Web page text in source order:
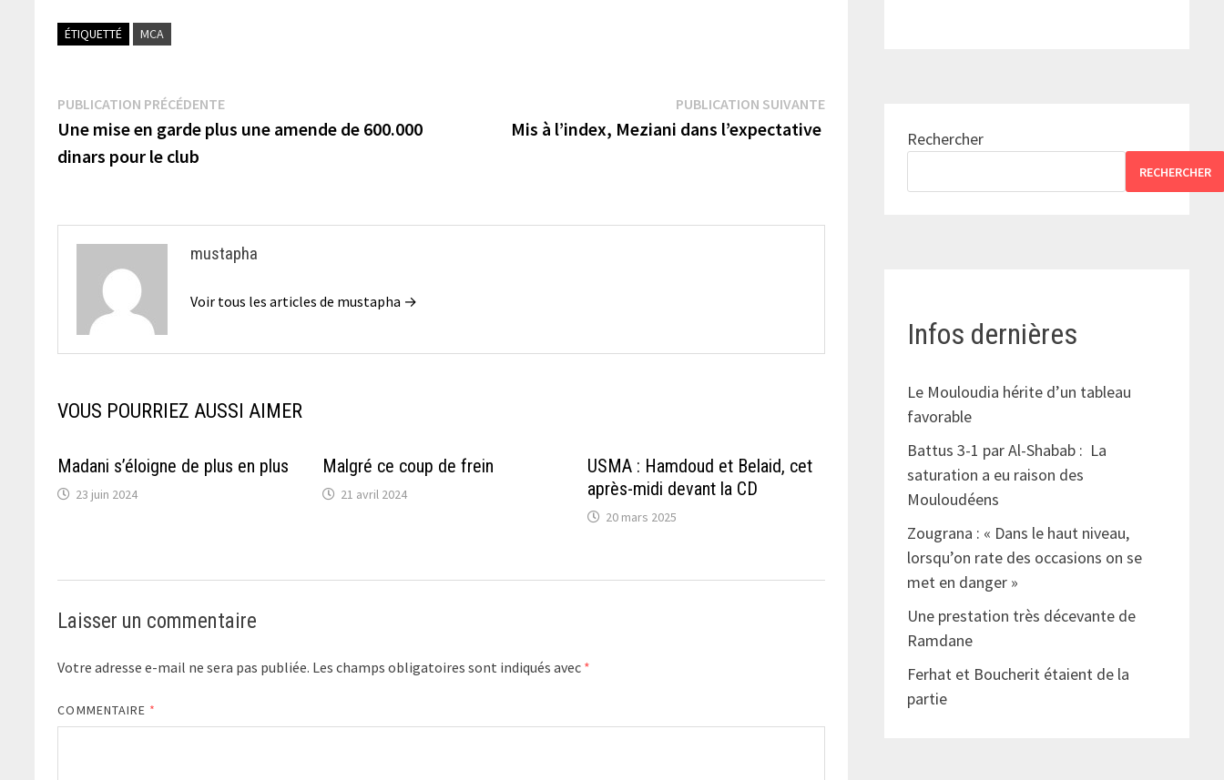
ÉTIQUETTÉ MCA
Navigation
de
l’article
PUBLICATION PRÉCÉDENTEPublication
précédente :
Une mise en garde plus une amende de 600.000
dinars pour le club
PUBLICATION SUIVANTEPublication
Mis à l’index, Meziani dans l’expectative
mustapha
Voir tous les articles de mustapha →
VOUS POURRIEZ AUSSI AIMER
Madani s’éloigne de plus en plus
23 juin 2024
Malgré ce coup de frein
21 avril 2024
USMA : Hamdoud et Belaid, cet
après-midi devant la CD
20 mars 2025
Laisser un commentaire
Votre adresse e-mail ne sera pas publiée. Les champs obligatoires sont indiqués avec *
COMMENTAIRE *
Rechercher
RECHERCHER
Infos dernières
Le Mouloudia hérite d’un tableau
favorable
Battus 3-1 par Al-Shabab : La
saturation a eu raison des
Mouloudéens
Zougrana : « Dans le haut niveau,
lorsqu’on rate des occasions on se
met en danger »
Une prestation très décevante de
Ramdane
Ferhat et Boucherit étaient de la
partie